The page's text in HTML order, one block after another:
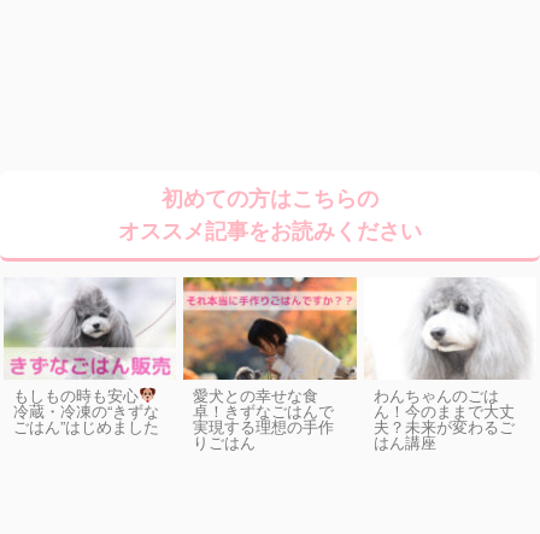
初めての方はこちらの
オススメ記事をお読みください
もしもの時も安心
冷蔵・冷凍の“きずな
ごはん”はじめました
愛犬との幸せな食
卓！きずなごはんで
実現する理想の手作
りごはん
わんちゃんのごは
ん！今のままで大丈
夫？未来が変わるご
はん講座